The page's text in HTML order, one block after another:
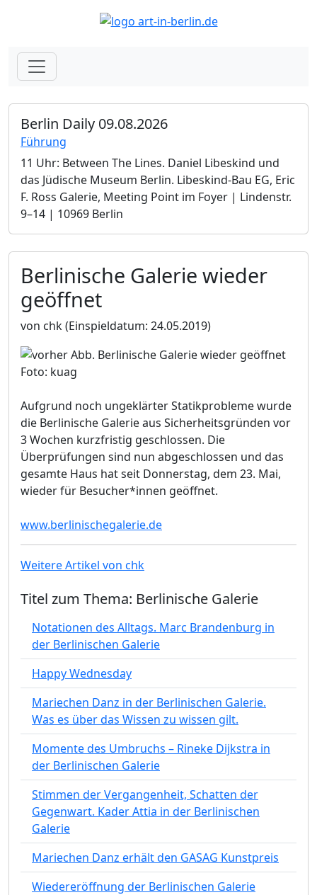
Berlin Daily 09.08.2026
Führung
11 Uhr: Between The Lines. Daniel Libeskind und
das Jüdische Museum Berlin.­ Libeskind-Bau EG, Eric
F. Ross Galerie, Meeting Point im Foyer | Lindenstr.
9–14 | 10969 Berlin
Berlinische Galerie wieder
geöffnet
von chk(Einspieldatum: 24.05.2019)
Foto: kuag
Aufgrund noch ungeklärter Statikprobleme wurde
die Berlinische Galerie aus Sicherheitsgründen vor
3 Wochen kurzfristig geschlossen. Die
Überprüfungen sind nun abgeschlossen und das
gesamte Haus hat seit Donnerstag, dem 23. Mai,
wieder für Besucher*innen geöffnet.
www.berlinischegalerie.de
Weitere Artikel von chk
Titel zum Thema: Berlinische Galerie
Notationen des Alltags. Marc Brandenburg in
der Berlinischen Galerie
Happy Wednesday
Mariechen Danz in der Berlinischen Galerie.
Was es über das Wissen zu wissen gilt.
Momente des Umbruchs – Rineke Dijkstra in
der Berlinischen Galerie
Stimmen der Vergangenheit, Schatten der
Gegenwart. Kader Attia in der Berlinischen
Galerie
Mariechen Danz erhält den GASAG Kunstpreis
Wiedereröffnung der Berlinischen Galerie